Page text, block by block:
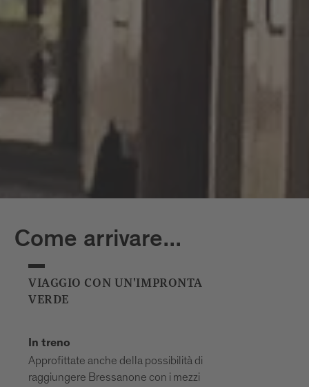
Come arrivare...
VIAGGIO CON UN'IMPRONTA
VERDE
In treno
Approfittate anche della possibilità di
raggiungere Bressanone con i mezzi